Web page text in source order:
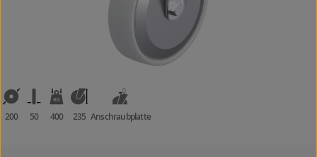
200 50 400 235 Anschraubplatte